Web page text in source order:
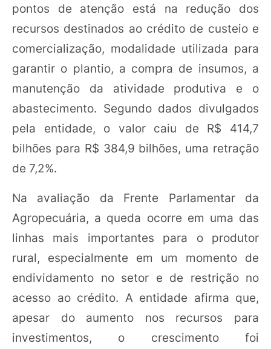
pontos de atenção está na redução dos
recursos destinados ao crédito de custeio e
comercialização, modalidade utilizada para
garantir o plantio, a compra de insumos, a
manutenção da atividade produtiva e o
abastecimento. Segundo dados divulgados
pela entidade, o valor caiu de R$ 414,7
bilhões para R$ 384,9 bilhões, uma retração
de 7,2%.
Na avaliação da Frente Parlamentar da
Agropecuária, a queda ocorre em uma das
linhas mais importantes para o produtor
rural, especialmente em um momento de
endividamento no setor e de restrição no
acesso ao crédito. A entidade afirma que,
apesar do aumento nos recursos para
investimentos, o crescimento foi